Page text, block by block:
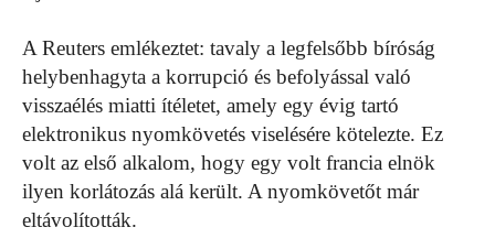
A Reuters emlékeztet: tavaly a legfelsőbb bíróság
helybenhagyta a korrupció és befolyással való
visszaélés miatti ítéletet, amely egy évig tartó
elektronikus nyomkövetés viselésére kötelezte. Ez
volt az első alkalom, hogy egy volt francia elnök
ilyen korlátozás alá került. A nyomkövetőt már
eltávolították.